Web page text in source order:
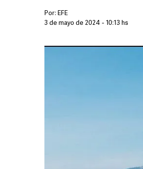
Por: EFE
3 de mayo de 2024 - 10:13 hs